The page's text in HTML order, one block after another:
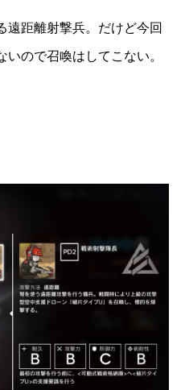
遠距離射撃兵。だけど今回
ので召喚はしてこない。